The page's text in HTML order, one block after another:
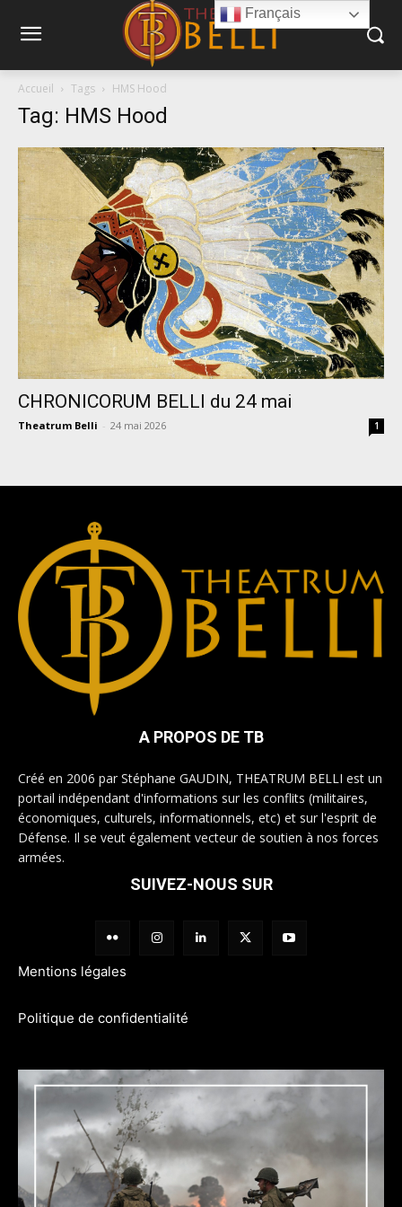
Accueil Tags HMS Hood
Tag: HMS Hood
CHRONICORUM BELLI du 24 mai
Theatrum Belli - 24 mai 2026 1
A PROPOS DE TB
Créé en 2006 par Stéphane GAUDIN, THEATRUM BELLI est un
portail indépendant d'informations sur les conflits (militaires,
économiques, culturels, informationnels, etc) et sur l'esprit de
Défense. Il se veut également vecteur de soutien à nos forces
armées.
SUIVEZ-NOUS SUR
Mentions légales
Politique de confidentialité
Français